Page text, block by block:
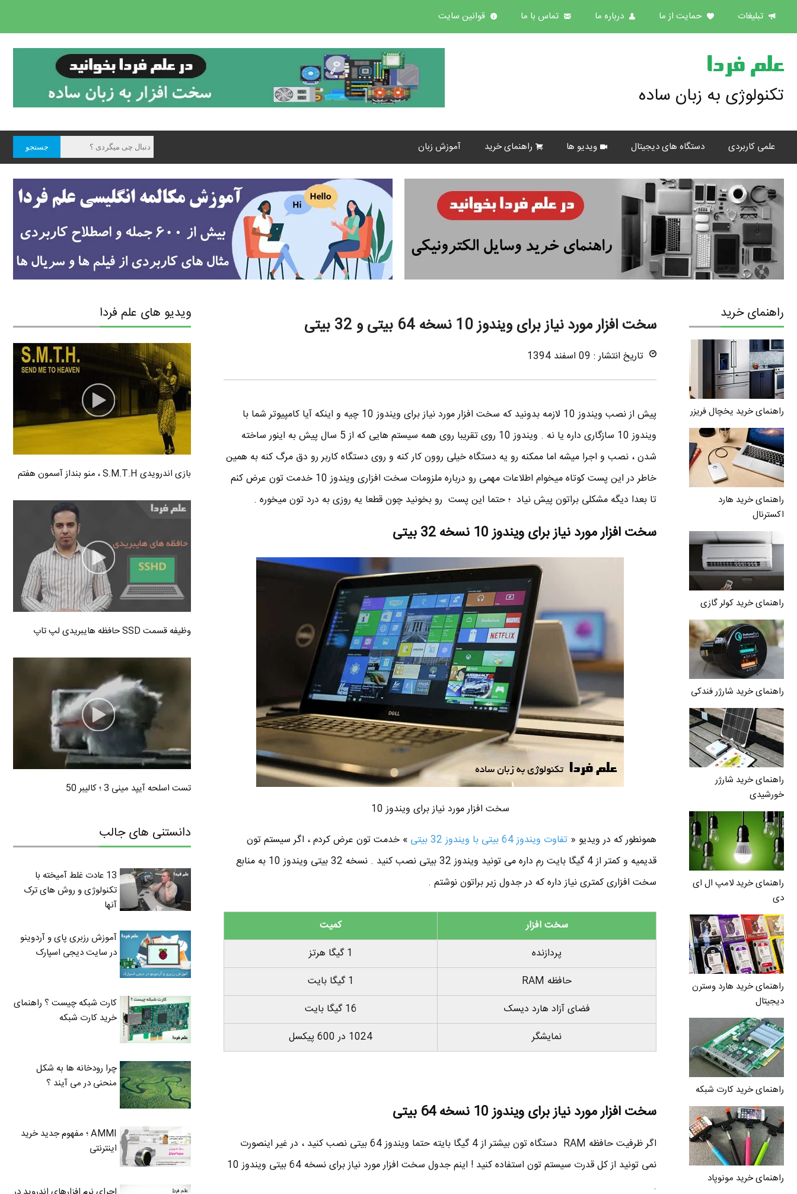
تبلیغات حمایت از ما درباره ما تماس با ما قوانین سایت
علم فردا
تکنولوژی به زبان ساده
علمی کاربردی دستگاه های دیجیتال ویدیو ها راهنمای خرید آموزش زبان
راهنمای خرید
راهنمای خرید یخچال فریزر
راهنمای خرید هارد
اکسترنال
راهنمای خرید کولر گازی
راهنمای خرید شارژر فندکی
راهنمای خرید شارژر
خورشیدی
راهنمای خرید لامپ ال ای
دی
راهنمای خرید هارد وسترن
دیجیتال
راهنمای خرید کارت شبکه
راهنمای خرید مونوپاد
سخت افزار مورد نیاز برای ویندوز 10 نسخه 64 بیتی و 32 بیتی
تاریخ انتشار : 09 اسفند 1394
پیش از نصب ویندوز 10 لازمه بدونید که سخت افزار مورد نیاز برای ویندوز 10 چیه و اینکه آیا کامپیوتر شما با
ویندوز 10 سازگاری داره یا نه . ویندوز 10 روی تقریبا روی همه سیستم هایی که از 5 سال پیش به اینور ساخته
شدن ، نصب و اجرا میشه اما ممکنه رو یه دستگاه خیلی روون کار کنه و روی دستگاه کاربر رو دق مرگ کنه به همین
خاطر در این پست کوتاه میخوام اطلاعات مهمی رو درباره ملزومات سخت افزاری ویندوز 10 خدمت تون عرض کنم
تا بعدا دیگه مشکلی براتون پیش نیاد ؛ حتما این پست رو بخونید چون قطعا یه روزی به درد تون میخوره .
سخت افزار مورد نیاز برای ویندوز 10 نسخه 32 بیتی
سخت افزار مورد نیاز برای ویندوز 10
همونطور که در ویدیو « تفاوت ویندوز 64 بیتی با ویندوز 32 بیتی
» خدمت تون عرض کردم ، اگر سیستم تون
قدیمیه و کمتر از 4 گیگا بایت رم داره می تونید ویندوز 32 بیتی نصب کنید . نسخه 32 بیتی ویندوز 10 به منابع
سخت افزاری کمتری نیاز داره که در جدول زیر براتون نوشتم .
سخت افزار
کمیت
پردازنده
1 گیگا هرتز
حافظه RAM
1 گیگا بایت
فضای آزاد هارد دیسک
16 گیگا بایت
نمایشگر
1024 در 600 پیکسل
سخت افزار مورد نیاز برای ویندوز 10 نسخه 64 بیتی
اگر ظرفیت حافظه RAM دستگاه تون بیشتر از 4 گیگا بایته حتما ویندوز 64 بیتی نصب کنید ، در غیر اینصورت
نمی تونید از کل قدرت سیستم تون استفاده کنید ! اینم جدول سخت افزار مورد نیاز برای نسخه 64 بیتی ویندوز 10
.
ویدیو های علم فردا
بازی اندرویدی S.M.T.H ، منو بنداز آسمون هفتم
وظیفه قسمت SSD حافظه هایبریدی لپ تاپ
تست اسلحه آیپد مینی 3 ؛ کالیبر 50
دانستنی های جالب
13 عادت غلط آمیخته با
تکنولوژی و روش های ترک
آنها
آموزش رزبری پای و آردوینو
در سایت دیجی اسپارک
کارت شبکه چیست ؟ راهنمای
خرید کارت شبکه
چرا رودخانه ها به شکل
منحنی در می آیند ؟
AMMI ؛ مفهوم جدید خرید
اینترنتی